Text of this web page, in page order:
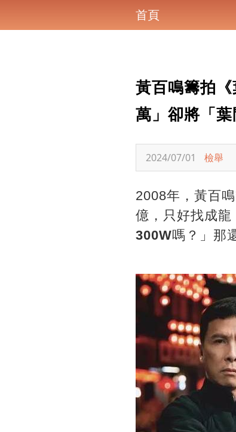
首頁
黃百鳴籌拍
萬」卻將「
2024/07/01 檢舉
2008年，黃百
億，只好找成
300W嗎？」 那